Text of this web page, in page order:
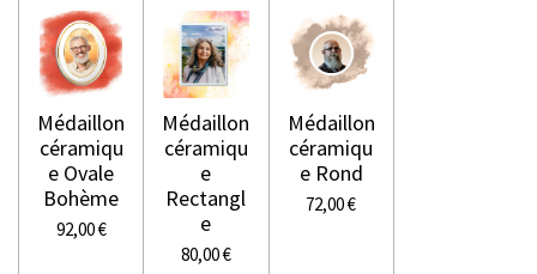
Médaillon
céramiqu
e Ovale
Bohème
92,00 €
Médaillon
céramiqu
e
Rectangl
e
80,00 €
Médaillon
céramiqu
e Rond
72,00 €